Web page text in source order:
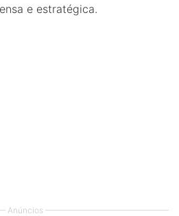
e estratégica.
Anúncios